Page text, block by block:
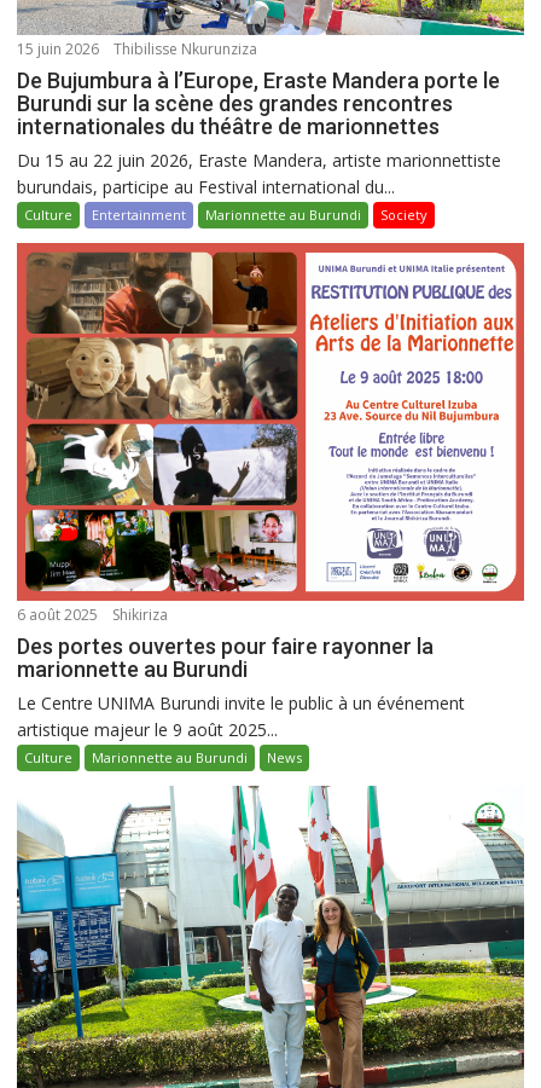
15 juin 2026 Thibilisse Nkurunziza
De Bujumbura à l’Europe, Eraste Mandera porte le
Burundi sur la scène des grandes rencontres
internationales du théâtre de marionnettes
Du 15 au 22 juin 2026, Eraste Mandera, artiste marionnettiste
burundais, participe au Festival international du...
Culture Entertainment Marionnette au Burundi Society
6 août 2025 Shikiriza
Des portes ouvertes pour faire rayonner la
marionnette au Burundi
Le Centre UNIMA Burundi invite le public à un événement
artistique majeur le 9 août 2025...
Culture Marionnette au Burundi News